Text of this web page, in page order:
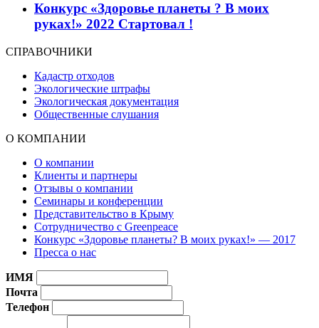
Конкурс «Здоровье планеты ? В моих
руках!» 2022 Стартовал !
СПРАВОЧНИКИ
Кадастр отходов
Экологические штрафы
Экологическая документация
Общественные слушания
О КОМПАНИИ
О компании
Клиенты и партнеры
Отзывы о компании
Семинары и конференции
Представительство в Крыму
Сотрудничество с Greenpeace
Конкурс «Здоровье планеты? В моих руках!» — 2017
Пресса о нас
ИМЯ
Почта
Телефон